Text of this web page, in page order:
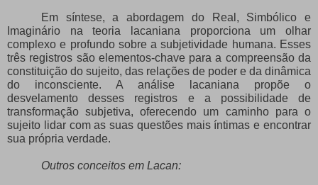
Em síntese, a abordagem do Real, Simbólico e
Imaginário na teoria lacaniana proporciona um olhar
complexo e profundo sobre a subjetividade humana. Esses
três registros são elementos-chave para a compreensão da
constituição do sujeito, das relações de poder e da dinâmica
do inconsciente. A análise lacaniana propõe o
desvelamento desses registros e a possibilidade de
transformação subjetiva, oferecendo um caminho para o
sujeito lidar com as suas questões mais íntimas e encontrar
sua própria verdade.
Outros conceitos em Lacan: